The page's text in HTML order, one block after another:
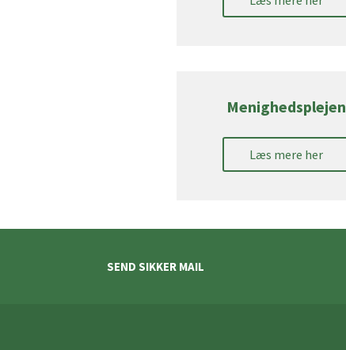
Menighedsplejen
Læs mere her
SEND SIKKER MAIL